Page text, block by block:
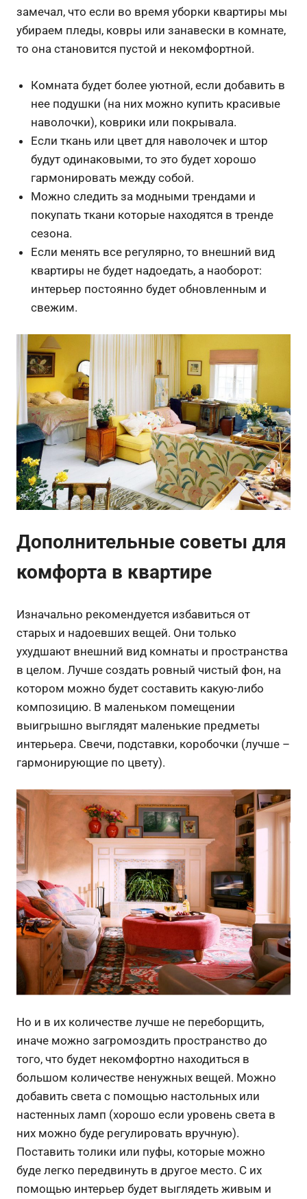
замечал, что если во время уборки квартиры мы
убираем пледы, ковры или занавески в комнате,
то она становится пустой и некомфортной.
Комната будет более уютной, если добавить в
нее подушки (на них можно купить красивые
наволочки), коврики или покрывала.
Если ткань или цвет для наволочек и штор
будут одинаковыми, то это будет хорошо
гармонировать между собой.
Можно следить за модными трендами и
покупать ткани которые находятся в тренде
сезона.
Если менять все регулярно, то внешний вид
квартиры не будет надоедать, а наоборот:
интерьер постоянно будет обновленным и
свежим.
Дополнительные советы для
комфорта в квартире
Изначально рекомендуется избавиться от
старых и надоевших вещей. Они только
ухудшают внешний вид комнаты и пространства
в целом. Лучше создать ровный чистый фон, на
котором можно будет составить какую-либо
композицию. В маленьком помещении
выигрышно выглядят маленькие предметы
интерьера. Свечи, подставки, коробочки (лучше –
гармонирующие по цвету).
Но и в их количестве лучше не переборщить,
иначе можно загромоздить пространство до
того, что будет некомфортно находиться в
большом количестве ненужных вещей. Можно
добавить света с помощью настольных или
настенных ламп (хорошо если уровень света в
них можно буде регулировать вручную).
Поставить толики или пуфы, которые можно
буде легко передвинуть в другое место. С их
помощью интерьер будет выглядеть живым и